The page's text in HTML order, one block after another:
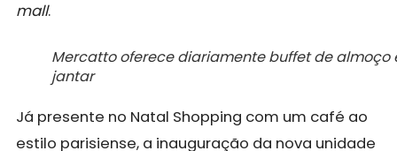
mall.
Mercatto oferece diariamente buffet de almoço
jantar
Já presente no Natal Shopping com um café ao
estilo parisiense, a inauguração da nova unidade